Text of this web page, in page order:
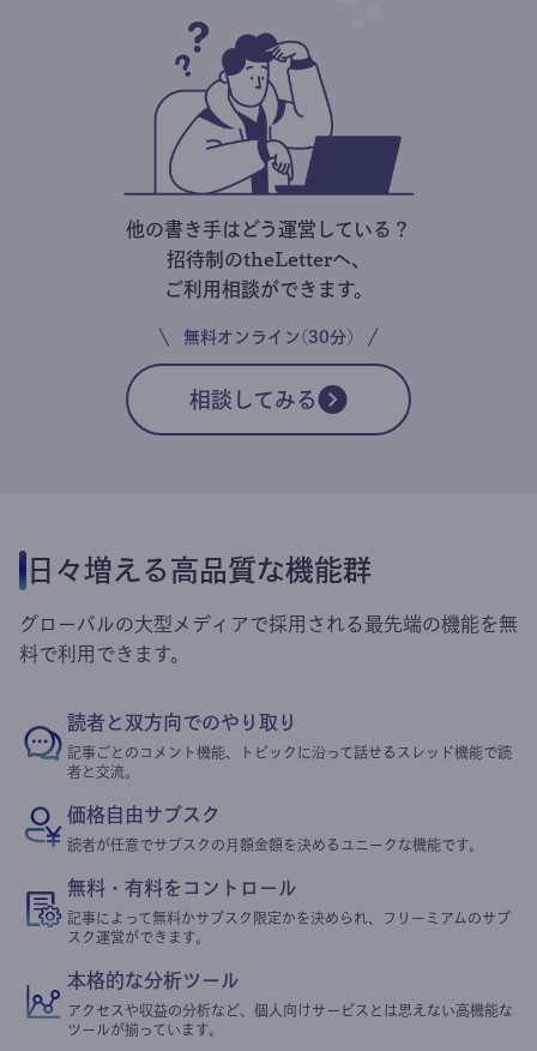
他の書き手はどう運営している？
招待制のtheLetterへ、
ご利用相談ができます。
無料オンライン(30分)
相談してみる
日々増える高品質な機能群
グローバルの大型メディアで採用される最先端の機能を無
料で利用できます。
読者と双方向でのやり取り
記事ごとのコメント機能、トピックに沿って話せるスレッド機能で読
者と交流。
価格自由サブスク
読者が任意でサブスクの月額金額を決めるユニークな機能です。
無料・有料をコントロール
記事によって無料かサブスク限定かを決められ、フリーミアムのサブ
スク運営ができます。
本格的な分析ツール
アクセスや収益の分析など、個人向けサービスとは思えない高機能な
ツールが揃っています。